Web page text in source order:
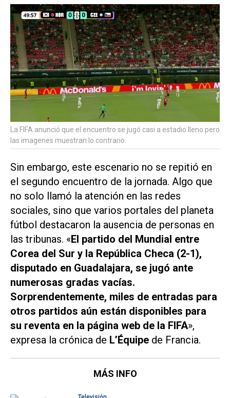
La FIFA anunció que el encuentro se jugó casi a estadio lleno pero
las imagenes muestran lo contrario.
Sin embargo, este escenario no se repitió en
el segundo encuentro de la jornada. Algo que
no solo llamó la atención en las redes
sociales, sino que varios portales del planeta
fútbol destacaron la ausencia de personas en
las tribunas. «El partido del Mundial entre
Corea del Sur y la República Checa (2-1),
disputado en Guadalajara, se jugó ante
numerosas gradas vacías.
Sorprendentemente, miles de entradas para
otros partidos aún están disponibles para
su reventa en la página web de la FIFA»,
expresa la crónica de L’Équipe de Francia.
MÁS INFO